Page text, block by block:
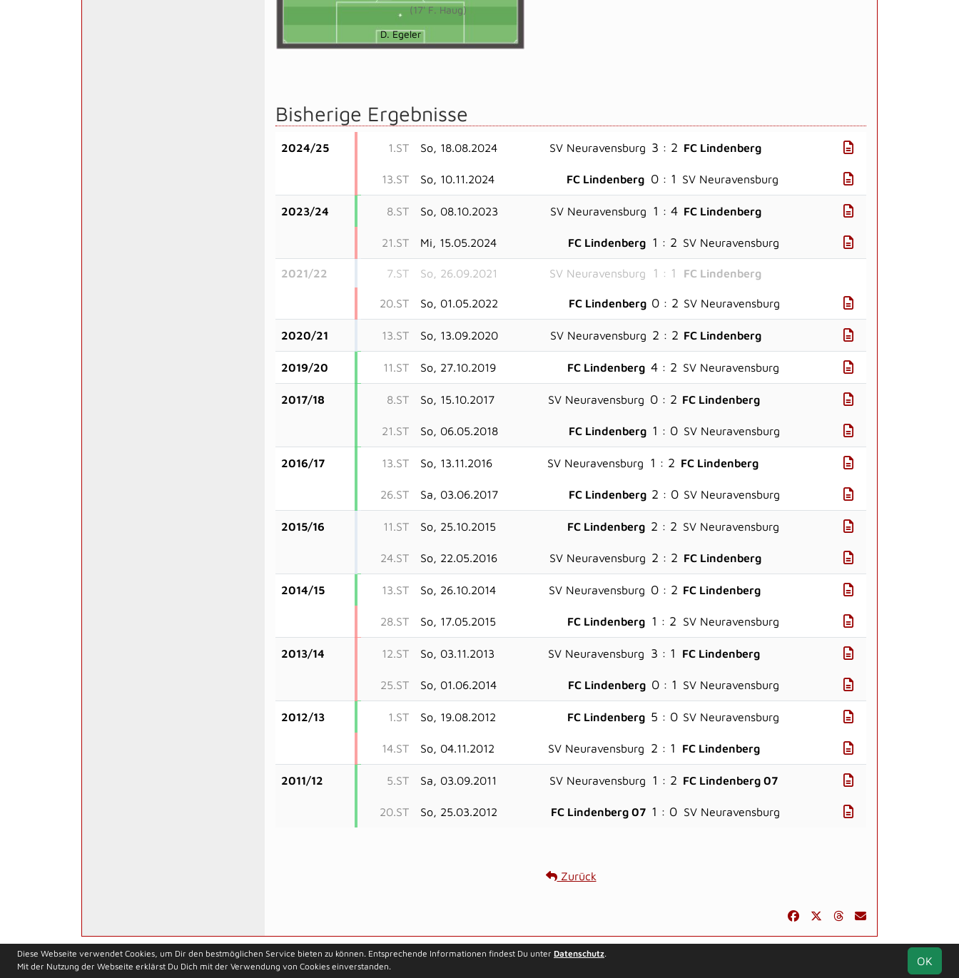
(17' F. Haug)
D. Egeler
Bisherige Ergebnisse
2024/25 1.ST So, 18.08.2024 SV Neuravensburg 3 : 2 FC Lindenberg
13.ST So, 10.11.2024 FC Lindenberg 0 : 1 SV Neuravensburg
2023/24 8.ST So, 08.10.2023 SV Neuravensburg 1 : 4 FC Lindenberg
21.ST Mi, 15.05.2024 FC Lindenberg 1 : 2 SV Neuravensburg
2021/22 7.ST So, 26.09.2021 SV Neuravensburg 1 : 1 FC Lindenberg
20.ST So, 01.05.2022 FC Lindenberg 0 : 2 SV Neuravensburg
2020/21 13.ST So, 13.09.2020 SV Neuravensburg 2 : 2 FC Lindenberg
2019/20 11.ST So, 27.10.2019 FC Lindenberg 4 : 2 SV Neuravensburg
2017/18 8.ST So, 15.10.2017 SV Neuravensburg 0 : 2 FC Lindenberg
21.ST So, 06.05.2018 FC Lindenberg 1 : 0 SV Neuravensburg
2016/17 13.ST So, 13.11.2016 SV Neuravensburg 1 : 2 FC Lindenberg
26.ST Sa, 03.06.2017 FC Lindenberg 2 : 0 SV Neuravensburg
2015/16 11.ST So, 25.10.2015 FC Lindenberg 2 : 2 SV Neuravensburg
24.ST So, 22.05.2016 SV Neuravensburg 2 : 2 FC Lindenberg
2014/15 13.ST So, 26.10.2014 SV Neuravensburg 0 : 2 FC Lindenberg
28.ST So, 17.05.2015 FC Lindenberg 1 : 2 SV Neuravensburg
2013/14 12.ST So, 03.11.2013 SV Neuravensburg 3 : 1 FC Lindenberg
25.ST So, 01.06.2014 FC Lindenberg 0 : 1 SV Neuravensburg
2012/13 1.ST So, 19.08.2012 FC Lindenberg 5 : 0 SV Neuravensburg
14.ST So, 04.11.2012 SV Neuravensburg 2 : 1 FC Lindenberg
2011/12 5.ST Sa, 03.09.2011 SV Neuravensburg 1 : 2 FC Lindenberg 07
20.ST So, 25.03.2012 FC Lindenberg 07 1 : 0 SV Neuravensburg
Zurück
soccero.de
© 2006 - 2026
Besucherstatistik
OK
Diese Webseite verwendet Cookies, um Dir den bestmöglichen Service bieten zu können. Entsprechende Informationen findest Du unter Datenschutz.
Mit der Nutzung der Webseite erklärst Du Dich mit der Verwendung von Cookies einverstanden.